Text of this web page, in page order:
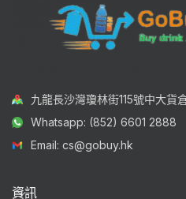
九龍長沙灣瓊林街115號中大貨
Whatsapp: (852) 6601 2888
Email: cs@gobuy.hk
資訊